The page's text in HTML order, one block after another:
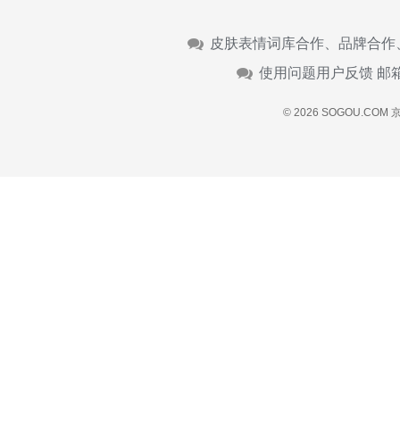
皮肤表情词库合作、品牌合
使用问题用户反馈 邮
© 2026 SOGOU.COM